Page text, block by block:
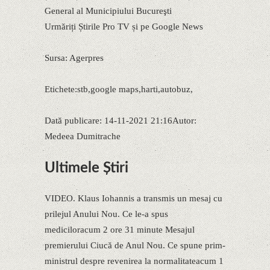
General al Municipiului Bucureşti
Urmăriți Știrile Pro TV și pe Google News
Sursa: Agerpres
Etichete:stb,google maps,harti,autobuz,
Dată publicare: 14-11-2021 21:16Autor:
Medeea Dumitrache
Ultimele Știri
VIDEO. Klaus Iohannis a transmis un mesaj cu
prilejul Anului Nou. Ce le-a spus
mediciloracum 2 ore 31 minute Mesajul
premierului Ciucă de Anul Nou. Ce spune prim-
ministrul despre revenirea la normalitateacum 1